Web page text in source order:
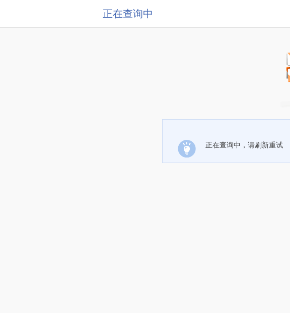
正在查询中
正在查询中，请刷新重试